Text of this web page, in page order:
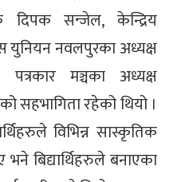
दिपक सन्जेल, केन्द्रिय
युनियन नवलपुरका अध्यक्ष
पत्रकार मञ्चका अध्यक्ष
सहभागिता रहेको थियो ।
विभिन्न सास्कृतिक
बिद्यार्थिहरुले बनाएका